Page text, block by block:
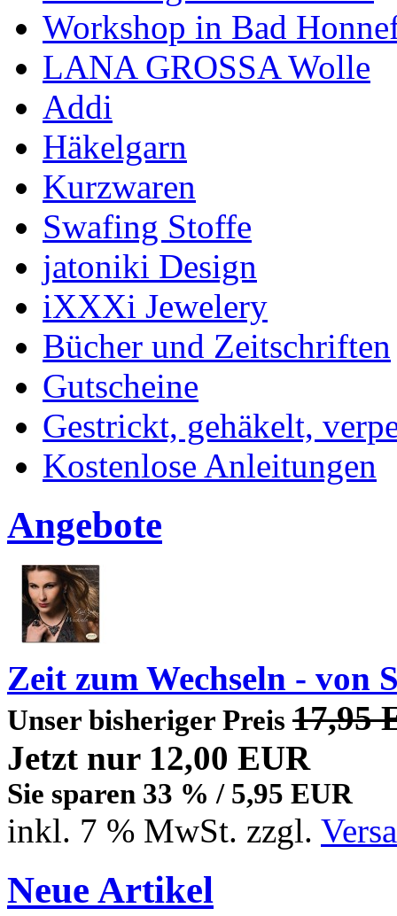
Workshop in Bad
LANA GROSSA Wolle
Addi
Häkelgarn
Kurzwaren
Swafing Stoffe
jatoniki Design
iXXXi Jewelery
Bücher und Zeitschriften
Gutscheine
Gestrickt, gehäkelt,
Kostenlose Anleitungen
Angebote
Zeit zum Wechseln - von
Unser bisheriger Preis 17,95
Jetzt nur 12,00 EUR
Sie sparen 33 % / 5,95 EUR
inkl. 7 % MwSt. zzgl.
Neue Artikel